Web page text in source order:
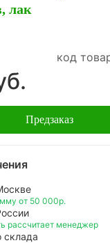
лак
код
Предзаказ
от 50 000р.
рассчитает менеджер
склада